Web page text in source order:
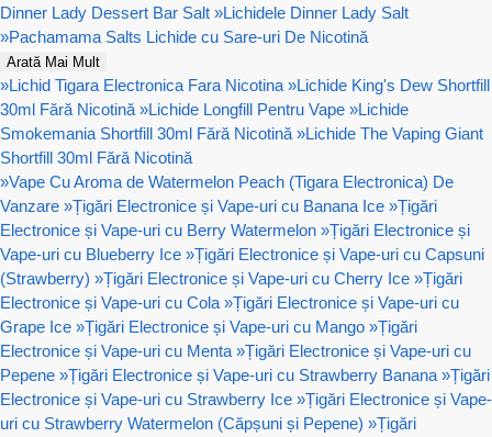
Dinner Lady Dessert Bar Salt »Lichidele Dinner Lady Salt
»Pachamama Salts Lichide cu Sare-uri De Nicotină
Arată Mai Mult
»Lichid Tigara Electronica Fara Nicotina »Lichide King's Dew Shortfill
30ml Fără Nicotină »Lichide Longfill Pentru Vape »Lichide
Smokemania Shortfill 30ml Fără Nicotină »Lichide The Vaping Giant
Shortfill 30ml Fără Nicotină
»Vape Cu Aroma de Watermelon Peach (Tigara Electronica) De
Vanzare »Țigări Electronice și Vape-uri cu Banana Ice »Țigări
Electronice și Vape-uri cu Berry Watermelon »Țigări Electronice și
Vape-uri cu Blueberry Ice »Țigări Electronice și Vape-uri cu Capsuni
(Strawberry) »Țigări Electronice și Vape-uri cu Cherry Ice »Țigări
Electronice și Vape-uri cu Cola »Țigări Electronice și Vape-uri cu
Grape Ice »Țigări Electronice și Vape-uri cu Mango »Țigări
Electronice și Vape-uri cu Menta »Țigări Electronice și Vape-uri cu
Pepene »Țigări Electronice și Vape-uri cu Strawberry Banana »Țigări
Electronice și Vape-uri cu Strawberry Ice »Țigări Electronice și Vape-
uri cu Strawberry Watermelon (Căpșuni și Pepene) »Țigări